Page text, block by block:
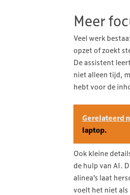
Meer
Veel werk
opzet of zoekt
De assistent
niet alleen tijd,
hebt voor de
Gerelateerd
laptop.
Ook kleine
de hulp van AI.
alinea’s laat
voelt het niet